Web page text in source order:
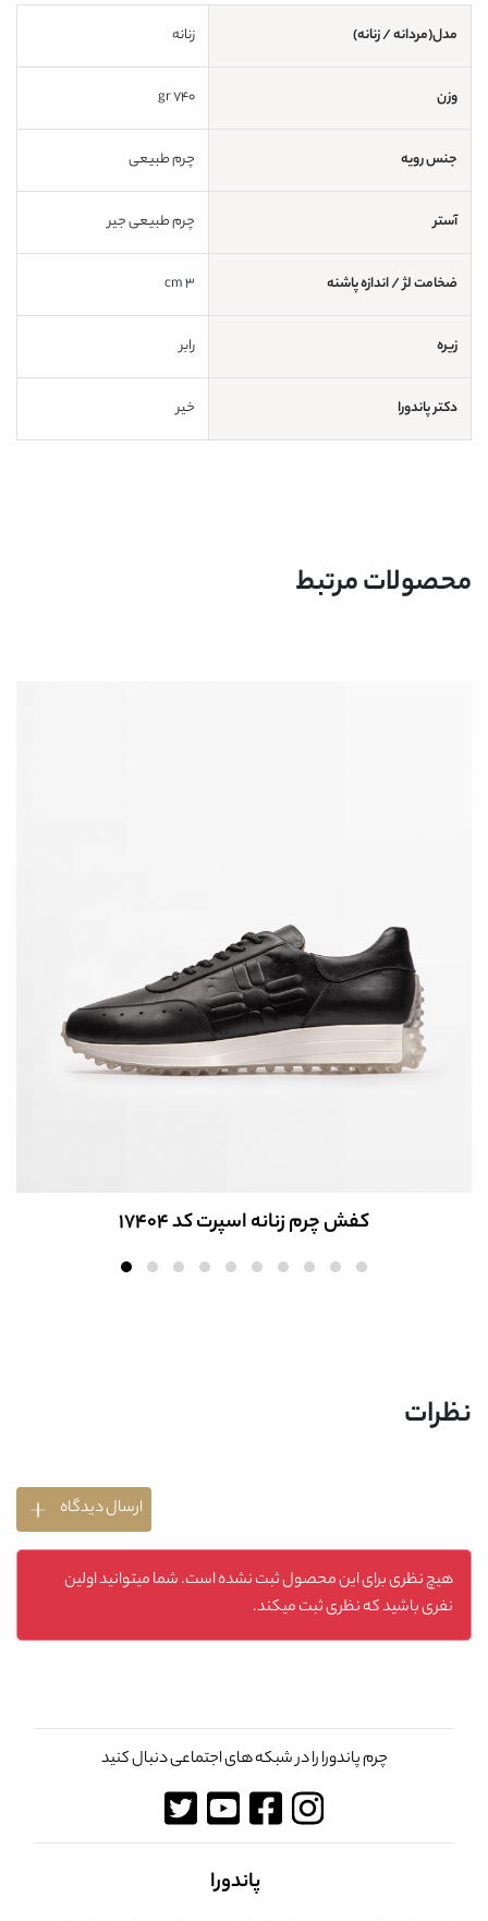
مدل(مردانه / زنانه) زنانه
وزن 740 gr
جنس رویه چرم طبیعی
آستر چرم طبیعی جیر
ضخامت لژ / اندازه پاشنه
زیره رابر
دکتر پاندورا خیر
محصولات مرتبط
کفش چرم زنانه اسپرت کد 17404
نظرات
ارسال دیدگاه
هیچ نظری برای این محصول ثبت نشده است. شما میتوانید اولین
نفری باشید که نظری ثبت میکند.
چرم پاندورا را در شبکه های اجتماعی دنبال کنید
پاندورا